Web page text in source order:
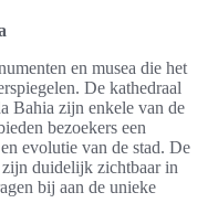
en musea die het
De kathedraal
Bahia zijn enkele van de
bezoekers een
evolutie van de stad. De
duidelijk zichtbaar in
bij aan de unieke